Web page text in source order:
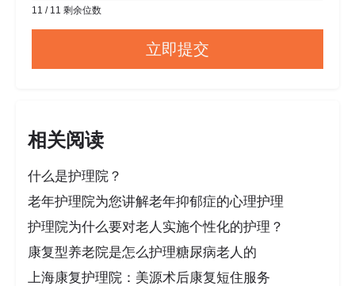
11 / 11 剩余位数
相关阅读
什么是护理院？
老年护理院为您讲解老年抑郁症的心理护理
护理院为什么要对老人实施个性化的护理？
康复型养老院是怎么护理糖尿病老人的
上海康复护理院：美源术后康复短住服务